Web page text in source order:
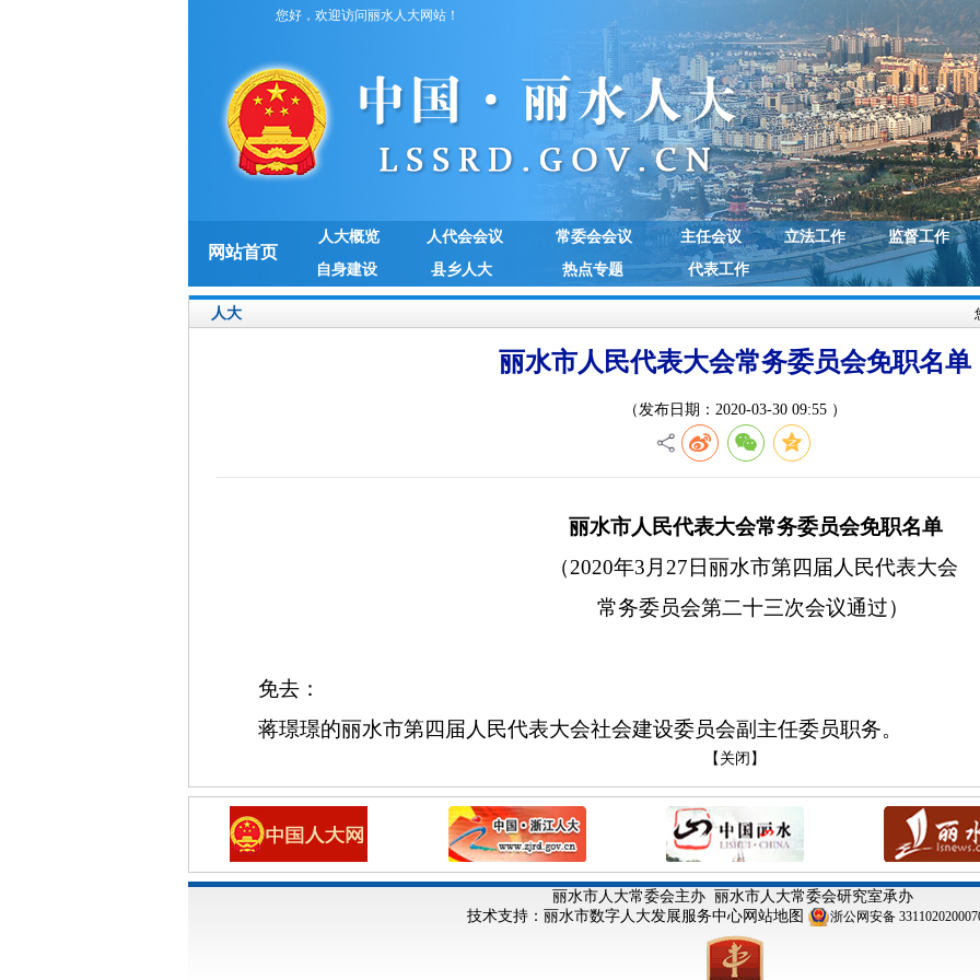
您好，欢迎访问丽水人大网站！
网站首页
人大概览 人代会会议 常委会会议 主任会议 立法工作
监督工作
自身建设
县乡人大 热点专题 代表工作
人大
丽水市人民代表大会常务委员会免职名单
（发布日期：2020-03-30 09:55 ）
丽水市人民代表大会常务委员会免职名单
（2020年3月27日丽水市第四届人民代表大会
常务委员会第二十三次会议通过）
免去：
蒋璟璟的丽水市第四届人民代表大会社会建设委员会副主任委员职务。
【关闭】
丽水市人大常委会主办 丽水市人大常委会研究室承办
技术支持：丽水市数字人大发展服务中心网站地图 浙公网安备